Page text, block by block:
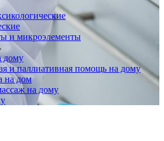
и микроэлементы
дому
и паллиативная помощь на дому
на дом
на дому